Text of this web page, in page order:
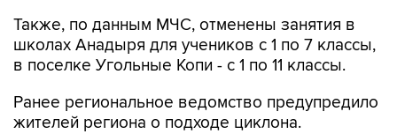
Также, по данным МЧС, отменены занятия в
школах Анадыря для учеников с 1 по 7 классы,
в поселке Угольные Копи - с 1 по 11 классы.
Ранее региональное ведомство предупредило
жителей региона о подходе циклона.